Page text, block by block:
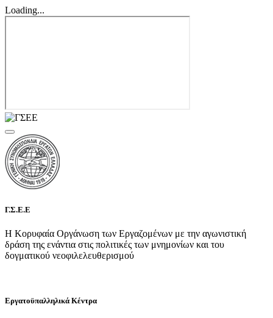
Loading...
Γ.Σ.Ε.Ε
Η Κορυφαία Οργάνωση των Εργαζομένων με την αγωνιστική
δράση της ενάντια στις πολιτικές των μνημονίων και του
δογματικού νεοφιλελευθερισμού
Εργατοϋπαλληλικά Κέντρα